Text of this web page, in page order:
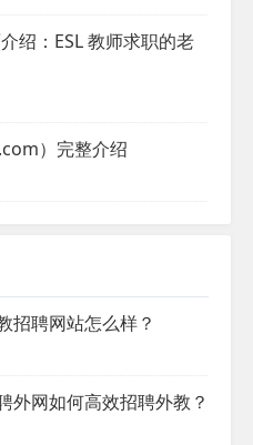
绍：ESL 教师求职的老
）完整介绍
招聘网站怎么样？
外网如何高效招聘外教？